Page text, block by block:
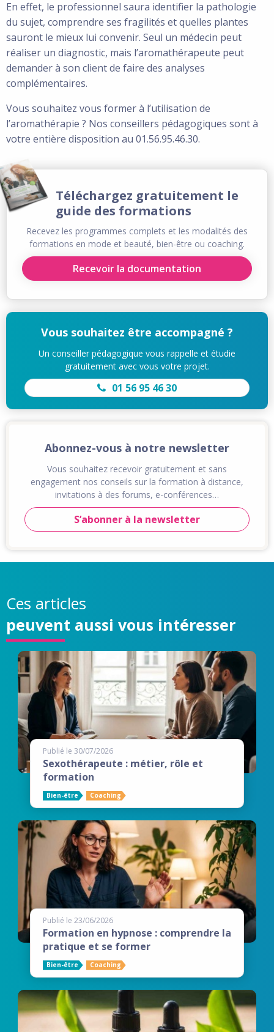
En effet, le professionnel saura identifier la pathologie
du sujet, comprendre ses fragilités et quelles plantes
sauront le mieux lui convenir. Seul un médecin peut
réaliser un diagnostic, mais l’aromathérapeute peut
demander à son client de faire des analyses
complémentaires.
Vous souhaitez vous former à l’utilisation de
l’aromathérapie ? Nos conseillers pédagogiques sont à
votre entière disposition au 01.56.95.46.30.
Téléchargez gratuitement le
guide des formations
Recevez les programmes complets et les modalités des
formations en mode et beauté, bien-être ou coaching.
Recevoir la documentation
Vous souhaitez être accompagné ?
Un conseiller pédagogique vous rappelle et étudie
gratuitement avec vous votre projet.
01 56 95 46 30
Abonnez-vous à notre newsletter
Vous souhaitez recevoir gratuitement et sans
engagement nos conseils sur la formation à distance,
invitations à des forums, e-conférences…
S’abonner à la newsletter
Ces articles
peuvent aussi vous intéresser
Publié le 30/07/2026
Sexothérapeute : métier, rôle et
formation
Bien-être Coaching
Publié le 23/06/2026
Formation en hypnose : comprendre la
pratique et se former
Bien-être Coaching